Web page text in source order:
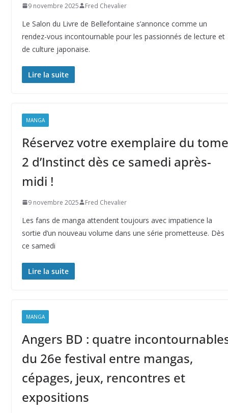
9 novembre 2025 Fred Chevalier
Le Salon du Livre de Bellefontaine s’annonce comme un
rendez-vous incontournable pour les passionnés de lecture et
de culture japonaise.
Lire la suite
MANGA
Réservez votre exemplaire du tome
2 d’Instinct dès ce samedi après-
midi !
9 novembre 2025 Fred Chevalier
Les fans de manga attendent toujours avec impatience la
sortie d’un nouveau volume dans une série prometteuse. Dès
ce samedi
Lire la suite
MANGA
Angers BD : quatre
du 26e festival entre mangas,
cépages, jeux, rencontres et
expositions